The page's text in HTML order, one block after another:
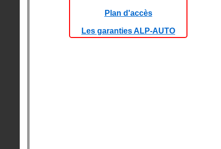
Plan d'accès
Les garanties ALP-AUTO